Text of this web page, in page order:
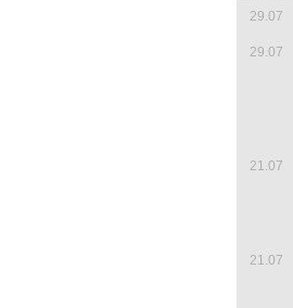
29.07
29.07
21.07
21.07